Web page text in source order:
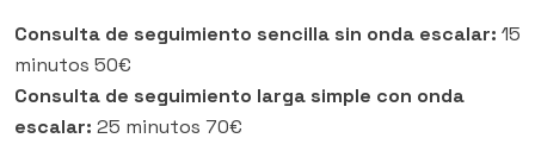
Consulta de seguimiento sencilla sin onda escalar: 15
minutos 50€
Consulta de seguimiento larga simple con onda
escalar: 25 minutos 70€